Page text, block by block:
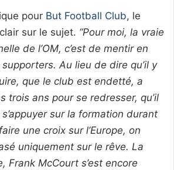
pour But Football Club, le
sur le sujet. “Pour moi, la vraie
de l’OM, c’est de mentir en
Au lieu de dire qu’il y
que le club est endetté, a
trois ans pour se redresser, qu’il
sur la formation durant
une croix sur l’Europe, on
uniquement sur le rêve. La
Frank McCourt s’est encore